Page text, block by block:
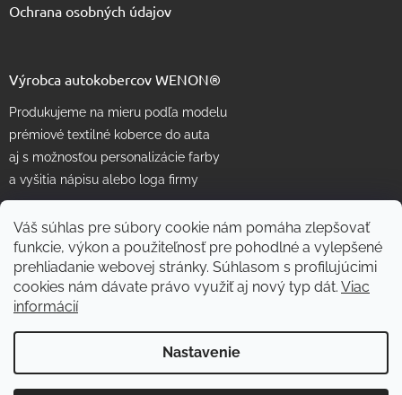
Váš súhlas pre súbory cookie nám pomáha zlepšovať
funkcie, výkon a použiteľnosť pre pohodlné a vylepšené
prehliadanie webovej stránky. Súhlasom s profilujúcimi
cookies nám dávate právo využiť aj nový typ dát. Viac
informácií
Nastavenie
Ochrana osobných údajov
Výrobca autokobercov WENON®
Produkujeme na mieru podľa modelu
prémiové textilné koberce do auta
aj s možnosťou personalizácie farby
a vyšitia nápisu alebo loga firmy